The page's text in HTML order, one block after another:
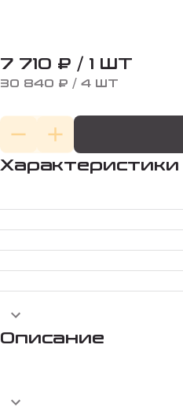
7 710 ₽ / 1 ШТ
30 840 ₽ / 4 ШТ
Характеристики
Описание